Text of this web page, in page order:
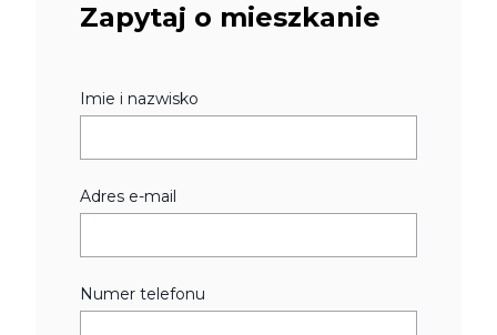
Zapytaj o mieszkanie
Imie i nazwisko
Adres e-mail
Numer telefonu